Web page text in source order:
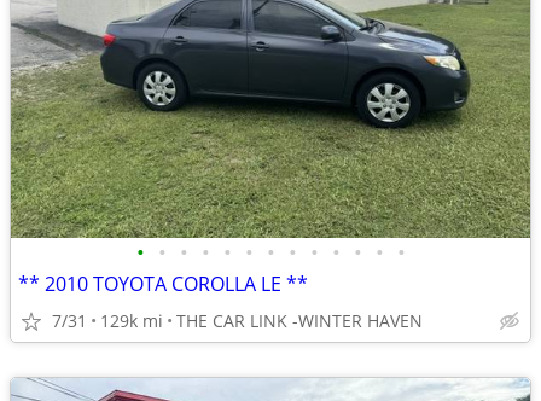
• • • • • • • • • • • • •
** 2010 TOYOTA COROLLA LE **
7/31 129k mi THE CAR LINK -WINTER HAVEN